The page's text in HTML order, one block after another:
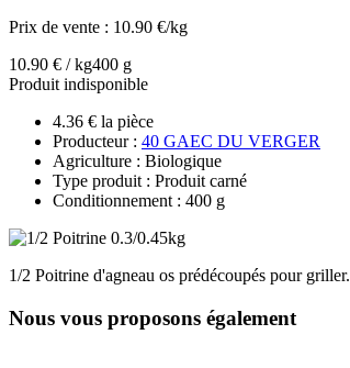
Prix de vente : 10.90 €/kg
10.90 € / kg400 g
Produit indisponible
4.36 € la pièce
Producteur : 40 GAEC DU VERGER
Agriculture : Biologique
Type produit : Produit carné
Conditionnement : 400 g
1/2 Poitrine d'agneau os prédécoupés pour griller.
Nous vous proposons également